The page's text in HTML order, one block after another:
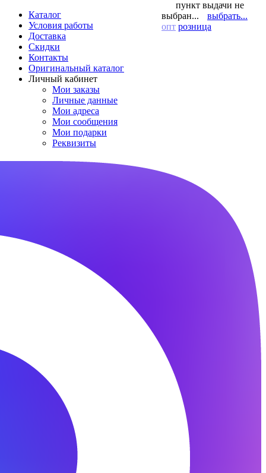
Каталог
Условия работы
Доставка
Скидки
Контакты
Оригинальный каталог
Личный кабинет
Мои заказы
Личные данные
Мои адреса
Мои сообщения
Мои подарки
Реквизиты
пункт выдачи не
выбран...
выбрать...
опт розница